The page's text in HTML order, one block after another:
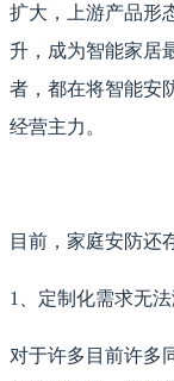
扩大，上游产品形
升，成为智能家居
者，都在将智能安
经营主力。
目前，家庭安防还
1、定制化需求无法
对于许多目前许多